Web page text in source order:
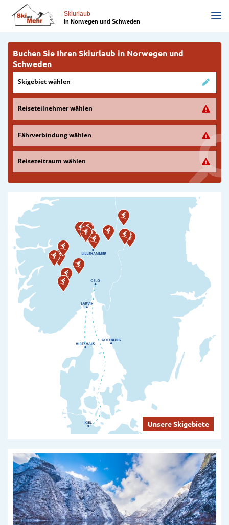
zum
Inhalt
Skiurlaub
in Norwegen und Schweden
Buchen Sie Ihren Skiurlaub in Norwegen und
Schweden
Skigebiet wählen
Reiseteilnehmer wählen
Fährverbindung wählen
Reisezeitraum wählen
Unsere Skigebiete